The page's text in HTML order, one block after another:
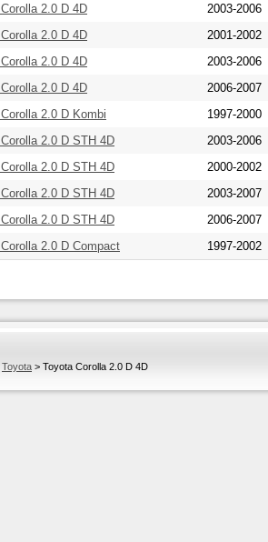
Corolla 2.0 D 4D
2003-2006
Corolla 2.0 D 4D
2001-2002
Corolla 2.0 D 4D
2003-2006
Corolla 2.0 D 4D
2006-2007
Corolla 2.0 D Kombi
1997-2000
Corolla 2.0 D STH 4D
2003-2006
Corolla 2.0 D STH 4D
2000-2002
Corolla 2.0 D STH 4D
2003-2007
Corolla 2.0 D STH 4D
2006-2007
Corolla 2.0 D Compact 1997-2002
Toyota > Toyota Corolla 2.0 D 4D